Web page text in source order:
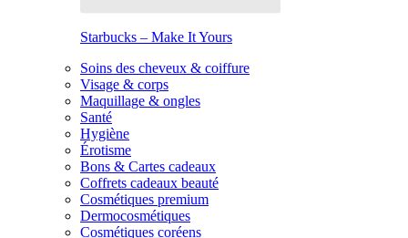
Starbucks – Make It Yours
Soins des cheveux & coiffure
Visage & corps
Maquillage & ongles
Santé
Hygiène
Érotisme
Bons & Cartes cadeaux
Coffrets cadeaux beauté
Cosmétiques premium
Dermocosmétiques
Cosmétiques coréens